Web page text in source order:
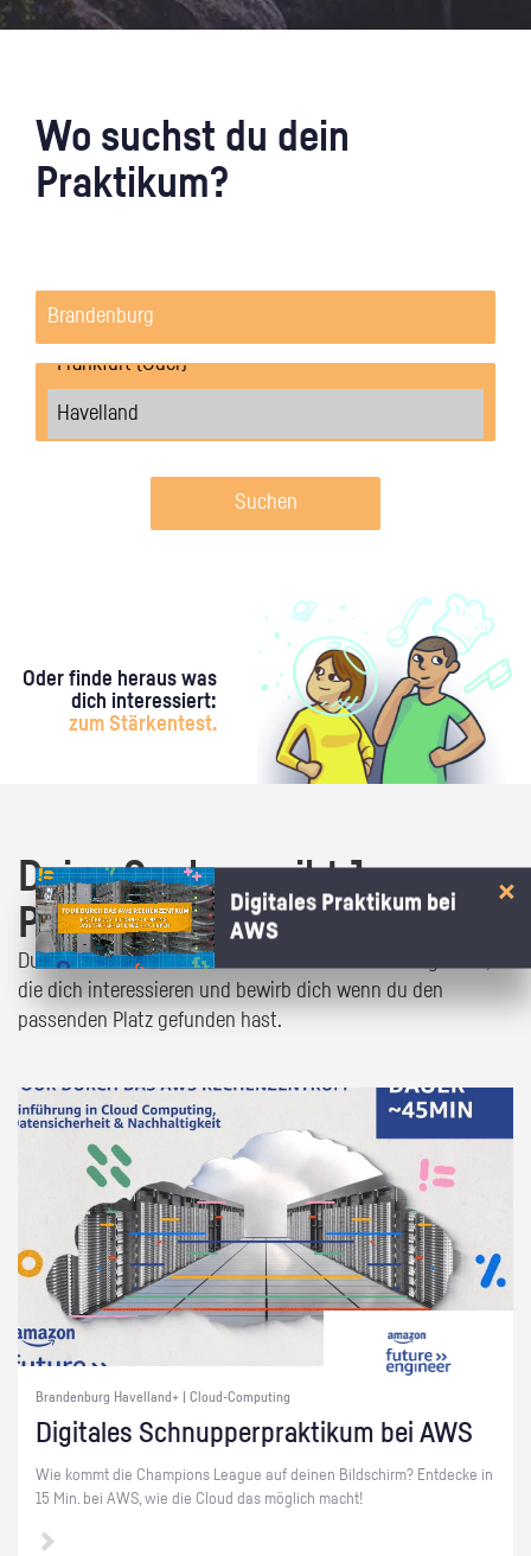
Wo suchst du dein
Praktikum?
Suchen
Oder finde heraus was
dich interessiert:
zum Stärkentest.
Deine Suche ergibt 1
Praktikumsangebot!
Du bist fast da! Klick dich durch die Praktikumsangebote,
die dich interessieren und bewirb dich wenn du den
passenden Platz gefunden hast.
Brandenburg Havelland+ | Cloud-Computing
Di­gi­ta­les Schnup­per­prak­ti­kum bei AWS
Wie kommt die Cham­pi­ons Le­ague auf dei­nen Bild­schirm? Ent­de­cke in
15 Min. bei AWS, wie die Cloud das mög­lich macht!
Digitales Praktikum bei
AWS